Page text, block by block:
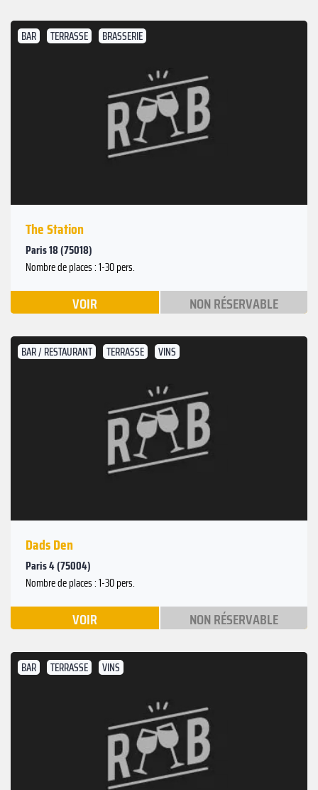
BAR TERRASSE BRASSERIE
The Station
Paris 18 (75018)
Nombre de places : 1-30 pers.
VOIR NON RÉSERVABLE
BAR / RESTAURANT TERRASSE VINS
Dads Den
Paris 4 (75004)
Nombre de places : 1-30 pers.
VOIR NON RÉSERVABLE
BAR TERRASSE VINS